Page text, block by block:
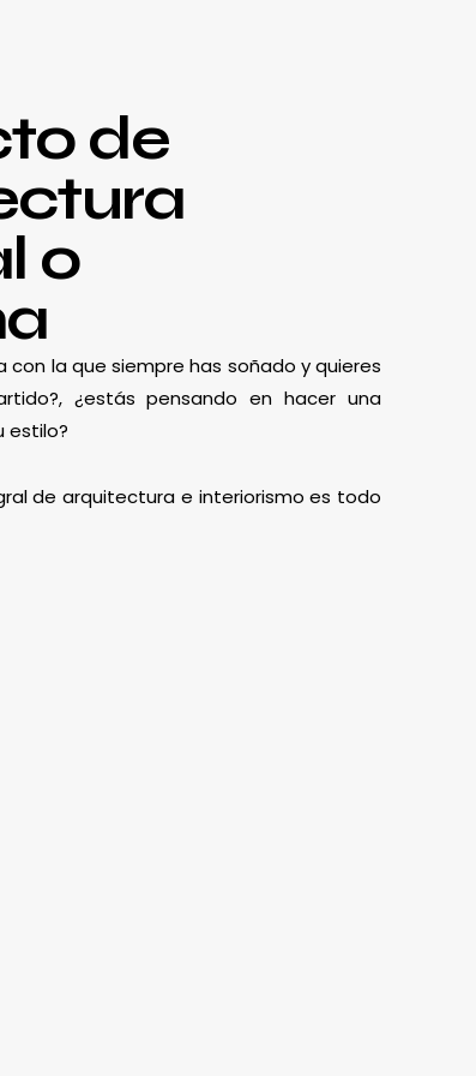
de
o
con la que siempre has soñado y quieres
¿estás pensando en hacer una
estilo?
de arquitectura e interiorismo es todo